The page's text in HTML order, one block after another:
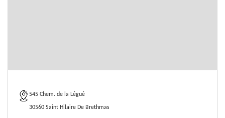
545 Chem. de la Légué
30560 Saint Hilaire De Brethmas